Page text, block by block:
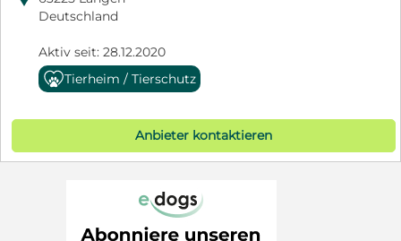
Deutschland
Aktiv seit: 28.12.2020
Tierheim / Tierschutz
Anbieter kontaktieren